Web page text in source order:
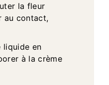
la fleur
au contact,
liquide en
à la crème